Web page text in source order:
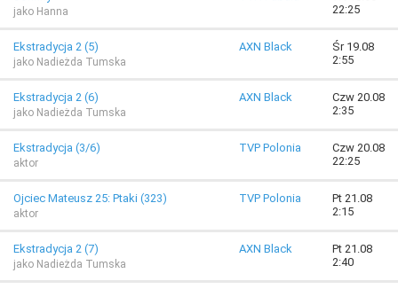
jako Hanna
22:25
Ekstradycja 2 (5)
jako Nadieżda Tumska
AXN Black
Śr 19.08
2:55
Ekstradycja 2 (6)
jako Nadieżda Tumska
AXN Black
Czw 20.08
2:35
Ekstradycja (3/6)
aktor
TVP Polonia
Czw 20.08
22:25
Ojciec Mateusz 25: Ptaki (323)
aktor
TVP Polonia
Pt 21.08
2:15
Ekstradycja 2 (7)
jako Nadieżda Tumska
AXN Black
Pt 21.08
2:40